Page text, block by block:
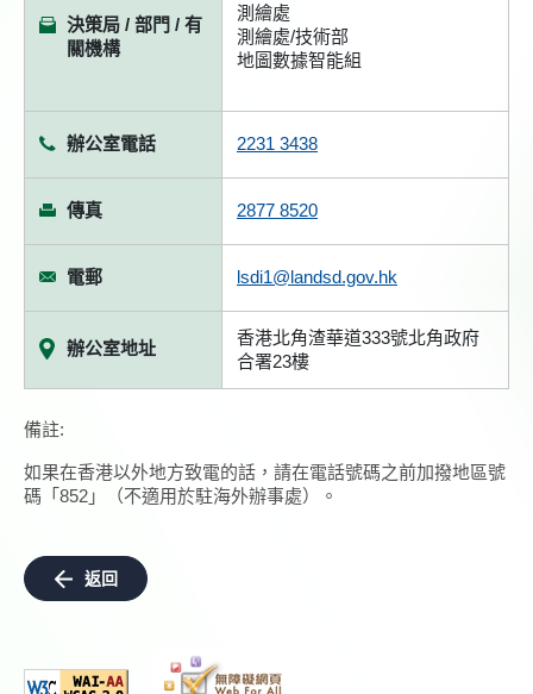
決策局 / 部門 / 有
關機構
測繪處
測繪處/技術部
地圖數據智能組
辦公室電話 2231 3438
傳真 2877 8520
電郵 lsdi1@landsd.gov.hk
辦公室地址
香港北角渣華道333號北角政府
合署23樓
備註:
如果在香港以外地方致電的話，請在電話號碼之前加撥地區號
碼「852」（不適用於駐海外辦事處）。
返回